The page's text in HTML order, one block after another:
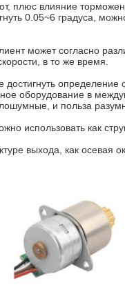
плюс влияние
0.05~6 градуса,
может согласно
в то же время.
оборудование в
и польза
использовать как
выхода, как осевая